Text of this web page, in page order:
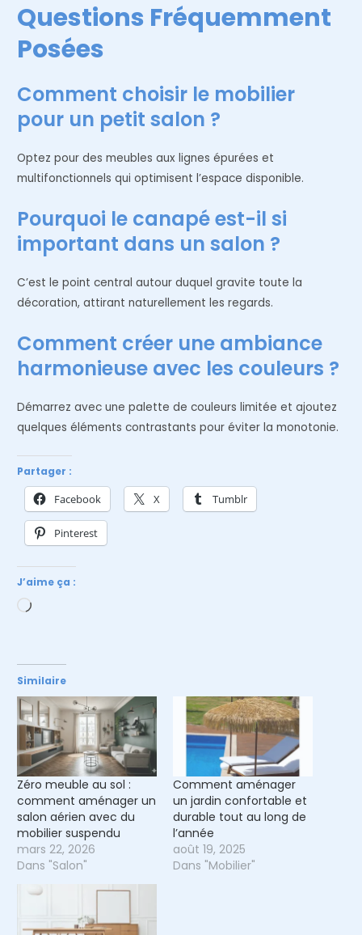
Questions Fréquemment
Posées
Comment choisir le mobilier
pour un petit salon ?
Optez pour des meubles aux lignes épurées et
multifonctionnels qui optimisent l’espace disponible.
Pourquoi le canapé est-il si
important dans un salon ?
C’est le point central autour duquel gravite toute la
décoration, attirant naturellement les regards.
Comment créer une ambiance
harmonieuse avec les couleurs ?
Démarrez avec une palette de couleurs limitée et ajoutez
quelques éléments contrastants pour éviter la monotonie.
Partager :
Facebook X Tumblr
Pinterest
J’aime ça :
Chargement…
Similaire
Zéro meuble au sol :
comment aménager un
salon aérien avec du
mobilier suspendu
mars 22, 2026
Dans "Salon"
Comment aménager
un jardin confortable et
durable tout au long de
l’année
août 19, 2025
Dans "Mobilier"